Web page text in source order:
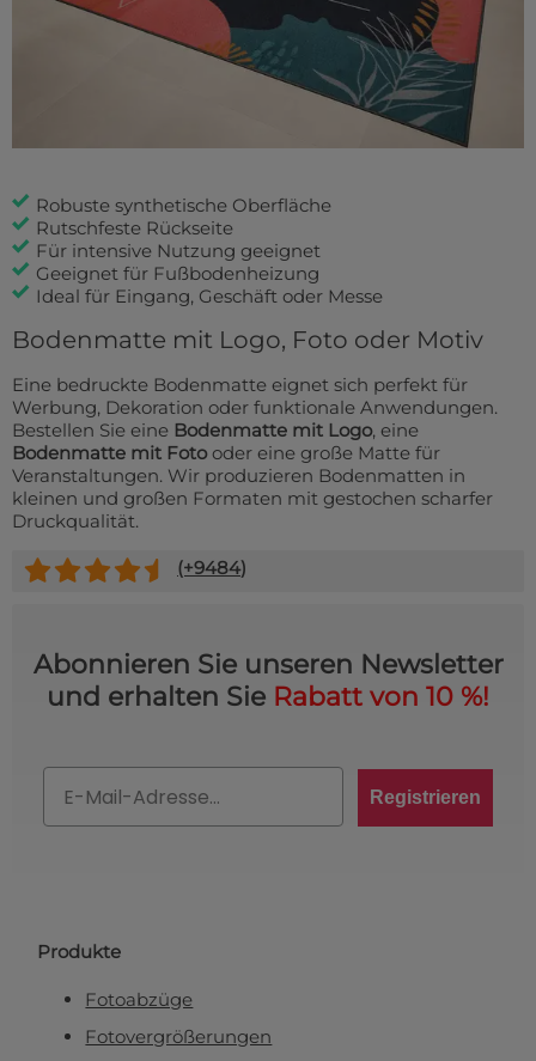
Robuste synthetische Oberfläche
Rutschfeste Rückseite
Für intensive Nutzung geeignet
Geeignet für Fußbodenheizung
Ideal für Eingang, Geschäft oder Messe
Bodenmatte mit Logo, Foto oder Motiv
Eine bedruckte Bodenmatte eignet sich perfekt für
Werbung, Dekoration oder funktionale Anwendungen.
Bestellen Sie eine Bodenmatte mit Logo, eine
Bodenmatte mit Fotooder eine große Matte für
Veranstaltungen. Wir produzieren Bodenmatten in
kleinen und großen Formaten mit gestochen scharfer
Druckqualität.
(+9484)
Abonnieren Sie unseren Newsletter
und erhalten Sie Rabatt von 10 %!
Registrieren
Produkte
Fotoabzüge
Fotovergrößerungen